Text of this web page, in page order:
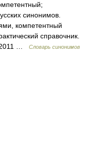
синонимов.
компетентный
справочник.
2011 …
Словарь синонимов